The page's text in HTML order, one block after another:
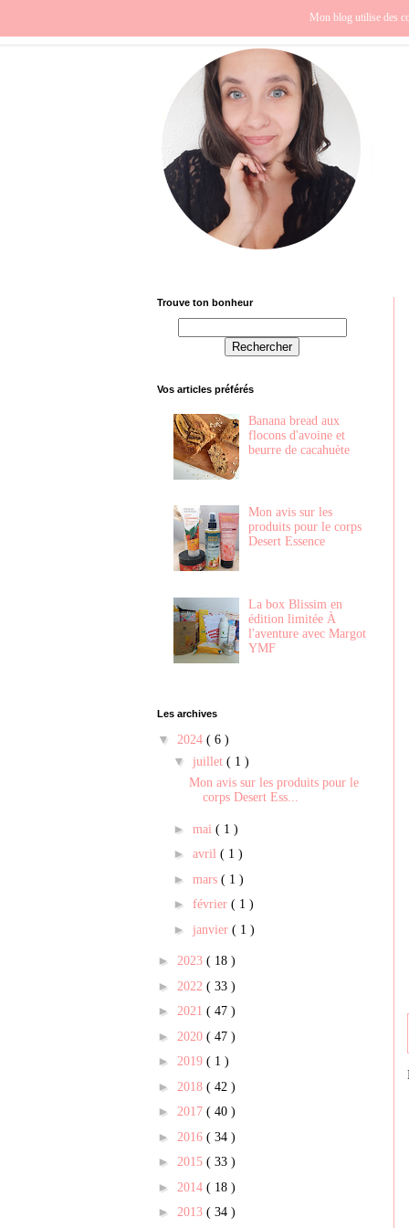
Europe
Trouve ton bonheur
Vos articles préférés
Banana bread aux
flocons d'avoine et
beurre de cacahuète
Mon avis sur les
produits pour le corps
Desert Essence
La box Blissim en
édition limitée À
l'aventure avec Margot
YMF
Les archives
▼ 2024 ( 6 )
▼ juillet ( 1 )
Mon avis sur les produits pour le
corps Desert Ess...
► mai ( 1 )
► avril ( 1 )
► mars ( 1 )
► février ( 1 )
► janvier ( 1 )
► 2023 ( 18 )
► 2022 ( 33 )
► 2021 ( 47 )
► 2020 ( 47 )
► 2019 ( 1 )
► 2018 ( 42 )
► 2017 ( 40 )
► 2016 ( 34 )
► 2015 ( 33 )
► 2014 ( 18 )
► 2013 ( 34 )
Mon blog utilise des